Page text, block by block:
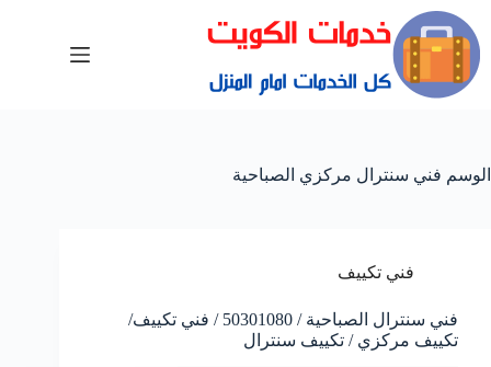
الوسم فني سنترال مركزي الصباحية
فني تكييف
فني سنترال الصباحية / 50301080 / فني تكييف/
تكييف مركزي / تكييف سنترال